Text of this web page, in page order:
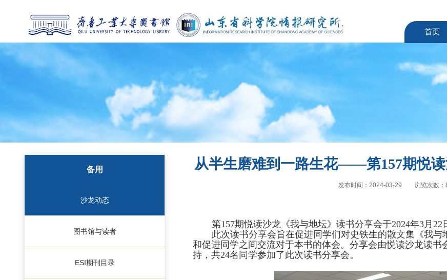
首页
备用
沙龙动态
图书馆与读者
ESI期刊目录
从半生磨难到一路生花——第157期悦
发布时间：2024-03-29 浏览次数：
第157期悦读沙龙《我与地坛》读书分享会于2024年3月 22
此次读书分享会旨在促进同学们对史铁生的散文集《我
和促进同学之间交流对于本书的体会。分享会由悦读沙龙读
持，共24名同学参加了此次读书分享会。